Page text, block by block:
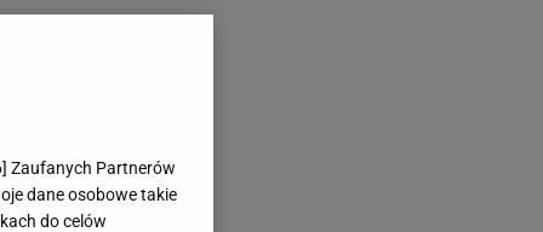
] Zaufanych Partnerów
dane osobowe takie
do celów